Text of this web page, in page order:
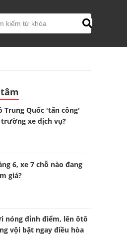
Trung Quốc 'tấn công'
xe dịch vụ?
6, xe 7 chỗ nào đang
giá?
nóng đỉnh điểm, lên ôtô
vội bật ngay điều hòa